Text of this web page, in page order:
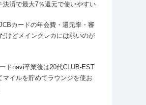
決済で最大7％還元で使いやすい
カードの年会費・還元率・審
けどメインクレカには弱いのが
ドnavi卒業後は20代CLUB-EST
マイルを貯めてラウンジを使お